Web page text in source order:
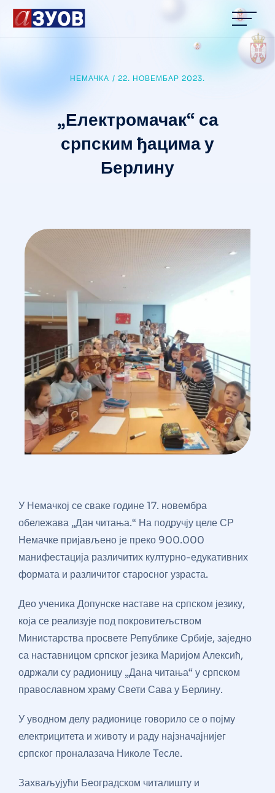
content
НЕМАЧКА / 22. НОВЕМБАР 2023.
„Електромачак“ са
српским ђацима у
Берлину
У Немачкој се сваке године 17. новембра
обележава „Дан читања.“ На подручју целе СР
Немачке пријављено је преко 900.000
манифестација различитих културно-едукативних
формата и различитог старосног узраста.
Део ученика Допунске наставе на српском језику,
која се реализује под покровитељством
Министарства просвете Републике Србије, заједно
са наставницом српског језика Маријом Алексић,
одржали су радионицу „Дана читања“ у српском
православном храму Свети Сава у Берлину.
У уводном делу радионице говорило се о појму
електрицитета и животу и раду најзначајнијег
српског проналазача Николе Тесле.
Захваљујући Београдском читалишту и